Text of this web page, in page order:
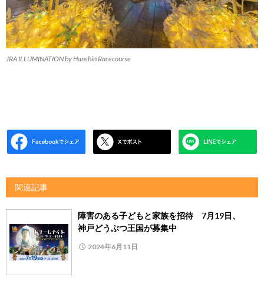
JRA ILLUMINATION by Hanshin Racecourse
関連記事
障害のある子どもと家族を招待 7月19日、
神戸どうぶつ王国が募集中
2024年6月11日